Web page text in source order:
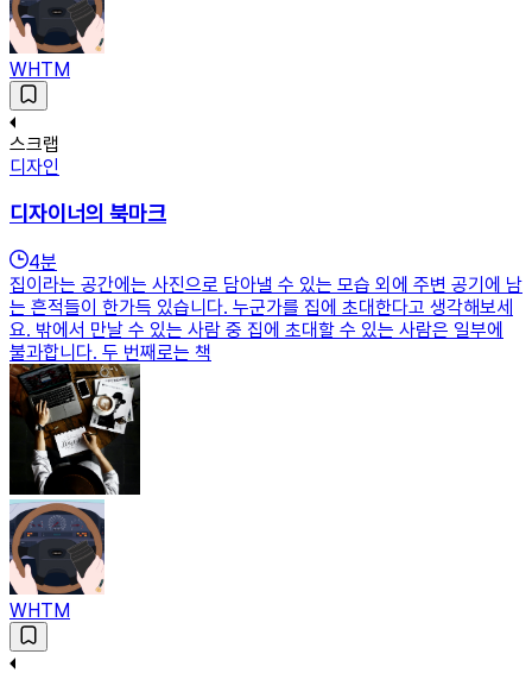
WHTM
스크랩
디자인
디자이너의 북마크
4분
집이라는 공간에는 사진으로 담아낼 수 있는 모습 외에 주변 공기에 남
는 흔적들이 한가득 있습니다. 누군가를 집에 초대한다고 생각해보세
요. 밖에서 만날 수 있는 사람 중 집에 초대할 수 있는 사람은 일부에
불과합니다. 두 번째로는 책
WHTM